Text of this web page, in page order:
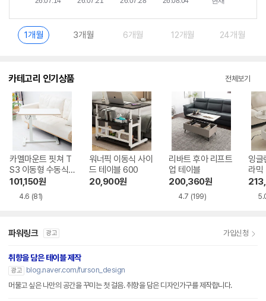
1개월 3개월 6개월 12개월 24개월
카테고리 인기상품 전체보기
카멜마운트 핏쳐 T
S3 이동형 수동식
각도조절 사이드 테
이블
101,150원
4.6 (81)
워너픽 이동식 사이
드 테이블 600
20,900원
리바트 후아 리프트
업 테이블
200,360원
4.7 (199)
잉글
라믹
트업
파워링크 광고 가입신청
취향을 담은 테이블 제작
광고
blog.naver.com/furson_design
머물고 싶은 나만의 공간을 꾸미는 첫 걸음. 취향을 담은 디자인가구를 제작합니다.